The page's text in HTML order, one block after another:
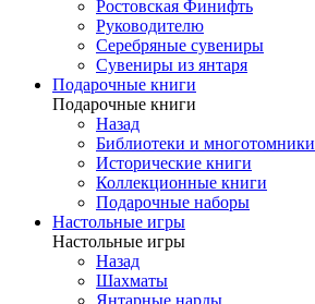
Ростовская Финифть
Руководителю
Серебряные сувениры
Сувениры из янтаря
Подарочные книги
Подарочные книги
Назад
Библиотеки и многотомники
Исторические книги
Коллекционные книги
Подарочные наборы
Настольные игры
Настольные игры
Назад
Шахматы
Янтарные нарды